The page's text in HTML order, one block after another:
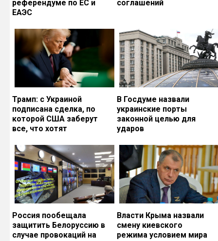
референдуме по ЕС и
ЕАЭС
соглашений
Трамп: с Украиной
подписана сделка, по
которой США заберут
все, что хотят
В Госдуме назвали
украинские порты
законной целью для
ударов
Россия пообещала
защитить Белоруссию в
случае провокаций на
Власти Крыма назвали
смену киевского
режима условием мира